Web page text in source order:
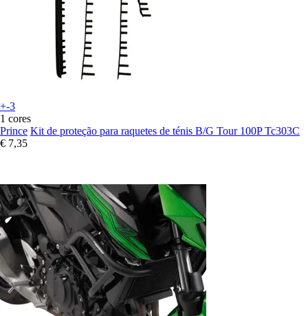
+-3
1 cores
Prince Kit de proteção para raquetes de ténis B/G Tour 100P Tc303C
€ 7,35